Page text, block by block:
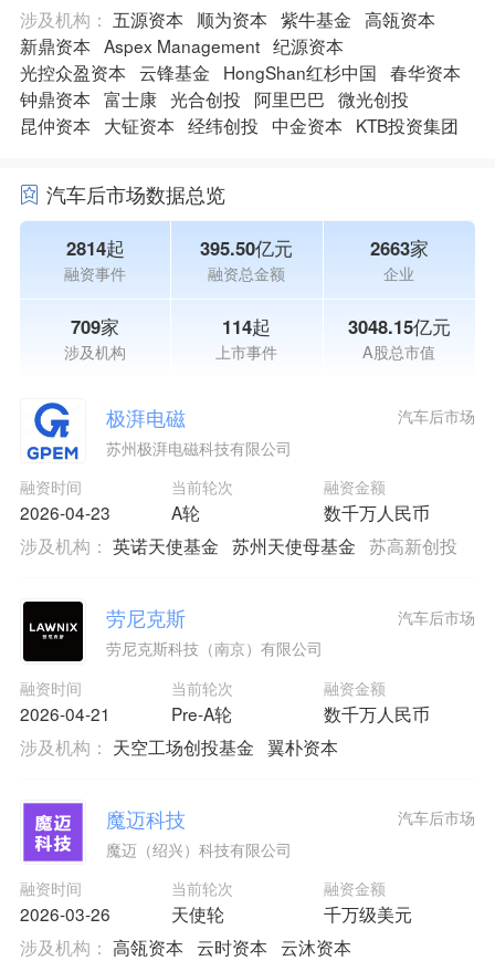
涉及机构： 五源资本 顺为资本 紫牛基金 高瓴资本
新鼎资本 Aspex Management 纪源资本
光控众盈资本 云锋基金 HongShan红杉中国 春华资本
钟鼎资本 富士康 光合创投 阿里巴巴 微光创投
昆仲资本
大钲资本 经纬创投 中金资本 KTB投资集团
汽车后市场数据总览
2814起
融资事件
395.50亿元
融资总金额
2663家
企业
709家
涉及机构
114起
上市事件
3048.15亿元
A股总市值
极湃电磁
苏州极湃电磁科技有限公司
融资时间
2026-04-23
当前轮次
A轮
融资金额
数千万人民币
汽车后市场
涉及机构： 英诺天使基金 苏州天使母基金 苏高新创投
劳尼克斯
劳尼克斯科技（南京）有限公司
融资时间
2026-04-21
当前轮次
Pre-A轮
融资金额
数千万人民币
汽车后市场
涉及机构： 天空工场创投基金 翼朴资本
魔迈科技
魔迈（绍兴）科技有限公司
融资时间
2026-03-26
当前轮次
天使轮
融资金额
千万级美元
汽车后市场
涉及机构： 高瓴资本 云时资本 云沐资本